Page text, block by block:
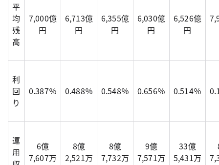
平
均
残
高
7,000億
円
6,713億
円
6,355億
円
6,030億
円
6,526億
円
利
回
り
0.387％ 0.488％ 0.548％ 0.656％ 0.514％
運
用
6億
7,607万
8億
2,521万
8億
7,732万
9億
7,571万
33億
5,431万